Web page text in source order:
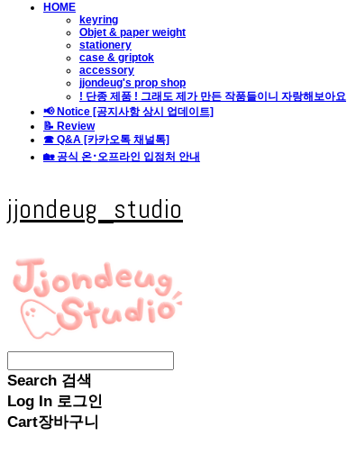
HOME
keyring
Objet & paper weight
stationery
case & griptok
accessory
jjondeug's prop shop
! 단종 제품 ! 그래도 제가 만든 작품들이니 자랑해보아요
📢 Notice [공지사항 상시 업데이트]
📝 Review
☎ Q&A [카카오톡 채널톡]
🏡 공식 온･오프라인 입점처 안내
jjondeug_studio
Search 검색
Log In 로그인
Cart장바구니